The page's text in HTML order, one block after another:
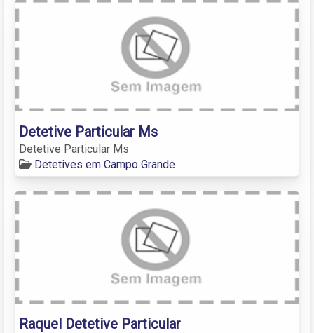
Detetive Particular Ms
Detetive Particular Ms
Detetives em Campo Grande
Raquel Detetive Particular